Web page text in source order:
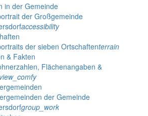
in der Gemeinde
der Großgemeinde
accessibility
der sieben Ortschaftenterrain
& Fakten
Flächenangaben &
view_comfy
der Gemeinde
group_work